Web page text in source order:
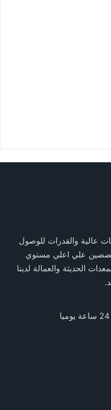
عالية والقدرات للوصول
علي اعلي مستوي
الحديثة والعمالة لدينا